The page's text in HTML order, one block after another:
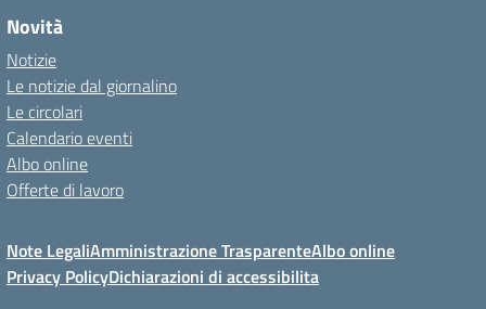
Novità
Notizie
Le notizie dal giornalino
Le circolari
Calendario eventi
Albo online
Offerte di lavoro
Note LegaliAmministrazione TrasparenteAlbo online
Privacy PolicyDichiarazioni di accessibilita